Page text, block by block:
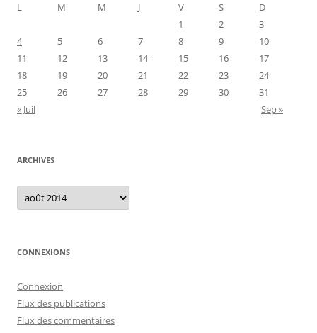
L
M M J V S
D
1
2
3
4
5 6 7 8 9
10
11
12 13 14 15 16
17
18
19 20 21 22 23
24
25
26 27 28 29 30
31
« Juil
Sep »
ARCHIVES
Archives
CONNEXIONS
Connexion
Flux des publications
Flux des commentaires